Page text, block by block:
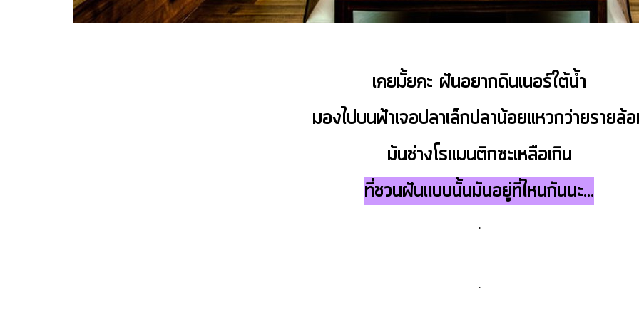
เคยมั้ยคะ ฝันอยากดินเนอร์ใต้น้ำ
มองไปบนฟ้าเจอปลาเล็กปลาน้อยแหวกว่ายรายล้
มันช่างโรแมนติกซะเหลือเกิน
ที่ชวนฝันแบบนั้นมันอยู่ที่ไหนกันนะ...
.
.